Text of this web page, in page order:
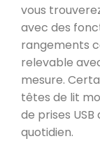
vous
avec des
rangements
relevable
mesure.
têtes de lit
de prises
quotidien.